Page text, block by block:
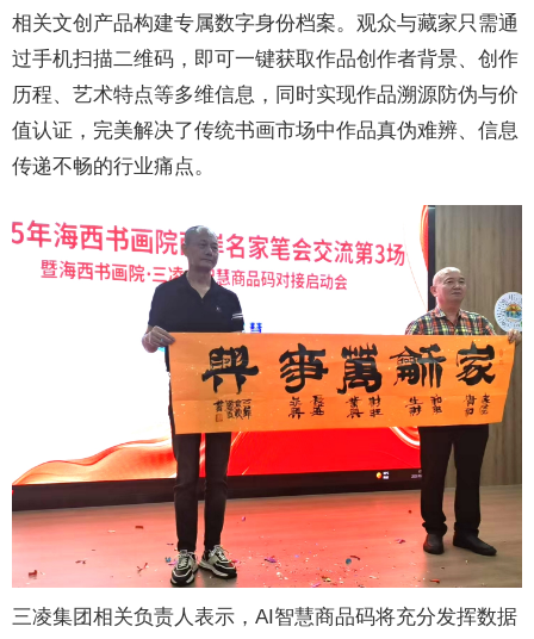
相关文创产品构建专属数字身份档案。观众与藏家只需通
过手机扫描二维码，即可一键获取作品创作者背景、创作
历程、艺术特点等多维信息，同时实现作品溯源防伪与价
值认证，完美解决了传统书画市场中作品真伪难辨、信息
传递不畅的行业痛点。
三凌集团相关负责人表示，AI智慧商品码将充分发挥数据